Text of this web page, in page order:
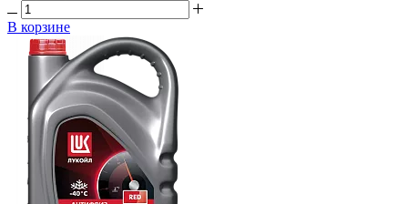
В корзине